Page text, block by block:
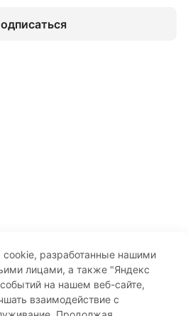
разработанные нашими
лицами, а также "Яндекс
на нашем веб-сайте,
взаимодействие с